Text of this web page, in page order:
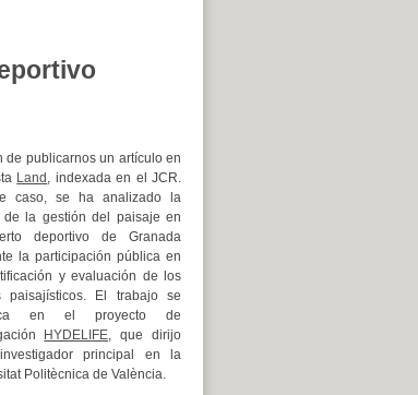
de publicarnos un artículo en
Land , indexada en el JCR.
caso, se ha analizado la
de la gestión del paisaje en
deportivo de Granada
la participación pública en
y evaluación de los
paisajísticos. El trabajo se
en el proyecto de
HYDELIFE, que dirijo
principal en la
Politècnica de València.